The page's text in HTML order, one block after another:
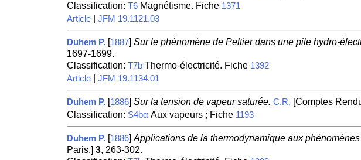
Classification: T6Magnétisme. Fiche 1371
Article| JFM 19.1121.03
Duhem P. [1887] Sur le phénomène de Peltier dans une pile hydro-
1697-1699.
Classification: T7bThermo-électricité. Fiche 1392
Article| JFM 19.1134.01
Duhem P. [1886] Sur la tension de vapeur saturée. C.R. [Comptes
Classification: S4bα Aux vapeurs ; Fiche 1193
Duhem P. [1886] Applications de la thermodynamique aux
Paris.] 3, 263-302.